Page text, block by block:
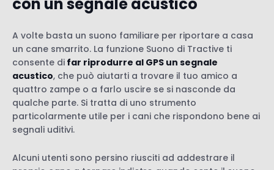
A volte basta un suono familiare per riportare a casa
un cane smarrito. La funzione Suono di Tractive ti
consente di far riprodurre al GPS un segnale
acustico, che può aiutarti a trovare il tuo amico a
quattro zampe o a farlo uscire se si nasconde da
qualche parte. Si tratta di uno strumento
particolarmente utile per i cani che rispondono bene ai
segnali uditivi.
Alcuni utenti sono persino riusciti ad addestrare il